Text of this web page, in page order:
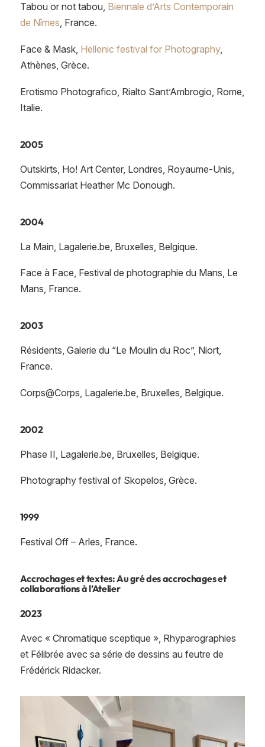
Tabou or not tabou, Biennale d’Arts Contemporain
de Nîmes, France.
Face & Mask, Hellenic festival for Photography,
Athènes, Grèce.
Erotismo Photografico, Rialto Sant’Ambrogio, Rome,
Italie.
2005
Outskirts, Ho! Art Center, Londres, Royaume-Unis,
Commissariat Heather Mc Donough.
2004
La Main, Lagalerie.be, Bruxelles, Belgique.
Face à Face, Festival de photographie du Mans, Le
Mans, France.
2003
Résidents, Galerie du “Le Moulin du Roc”, Niort,
France.
Corps@Corps, Lagalerie.be, Bruxelles, Belgique.
2002
Phase II, Lagalerie.be, Bruxelles, Belgique.
Photography festival of Skopelos, Grèce.
1999
Festival Off – Arles, France.
Accrochages et textes: Au gré des accrochages et
collaborations à l’Atelier
2023
Avec « Chromatique sceptique », Rhyparographies
et Félibrée avec sa série de dessins au feutre de
Frédérick Ridacker.